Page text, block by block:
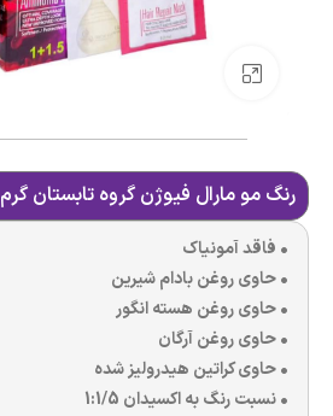
رنگ مو مارال فیوژن گروه تابستان گرم 100 میل
• فاقد آمونیاک
• حاوی روغن بادام شیرین
• حاوی روغن هسته انگور
• حاوی روغن آرگان
• حاوی کراتین هیدرولیز شده
• نسبت رنگ به اکسیدان 1:1/5